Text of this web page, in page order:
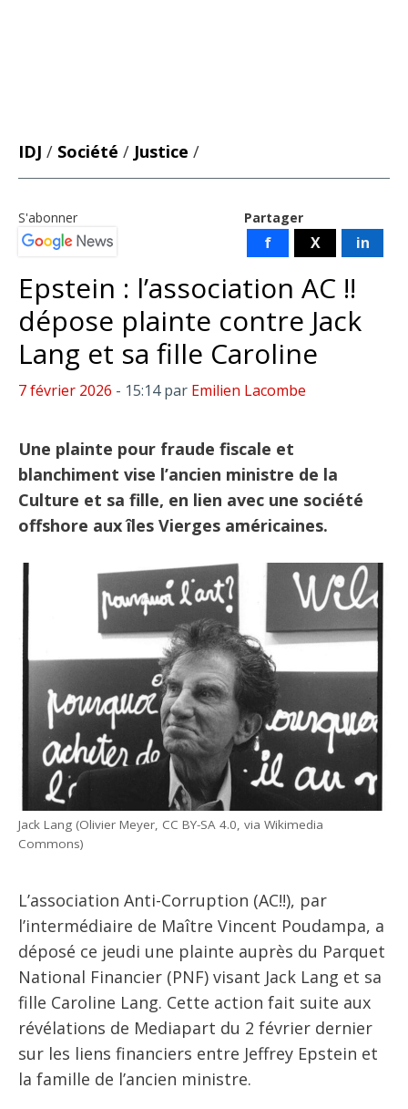
IDJ / Société / Justice /
Partager
f X in
S'abonner
Epstein : l’association AC !!
dépose plainte contre Jack
Lang et sa fille Caroline
7 février 2026 - 15:14 par Emilien Lacombe
Une plainte pour fraude fiscale et
blanchiment vise l’ancien ministre de la
Culture et sa fille, en lien avec une société
offshore aux îles Vierges américaines.
Jack Lang (Olivier Meyer, CC BY-SA 4.0, via Wikimedia
Commons)
L’association Anti-Corruption (AC!!), par
l’intermédiaire de Maître Vincent Poudampa, a
déposé ce jeudi une plainte auprès du Parquet
National Financier (PNF) visant Jack Lang et sa
fille Caroline Lang. Cette action fait suite aux
révélations de Mediapart du 2 février dernier
sur les liens financiers entre Jeffrey Epstein et
la famille de l’ancien ministre.